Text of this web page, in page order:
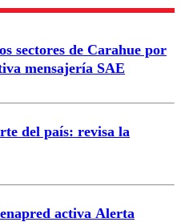
Enviar comentario
sectores de Carahue por
mensajería SAE
del país: revisa la
activa Alerta